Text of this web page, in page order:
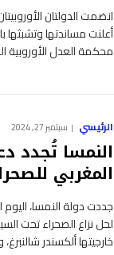
انضمت الدولتان
أعلنت مساندتها وتشبثها
محكمة العدل الأوروبية
الرئيسي سبتمبر 27, 2024
النمسا تُجدد
المغربي
جددت دولة النمسا،
لحل نزاع الصحراء تحت
خارجيتها ألكسندر